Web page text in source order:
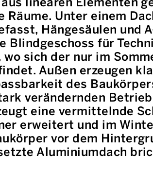
Unter einem
Hängesäulen und
Blindgeschoss für
sich der nur im
Außen erzeugen
des
verändernden
eine vermittelnde
erweitert und im
vor dem
Aluminiumdach